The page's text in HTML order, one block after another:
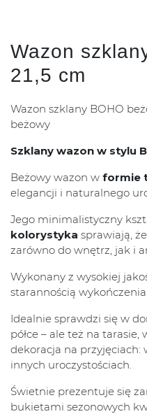
Wazon
21,5 cm
Wazon szklany BOHO
beżowy
Szklany wazon w stylu
Beżowy wazon w formie
elegancji i naturalnego
Jego minimalistyczny
kolorystyka sprawiają,
zarówno do wnętrz, jak i
Wykonany z wysokiej
starannością
Idealnie sprawdzi się w
półce – ale też na
dekoracja na przyjęciach:
innych uroczystościach.
Świetnie prezentuje się
bukietami sezonowych